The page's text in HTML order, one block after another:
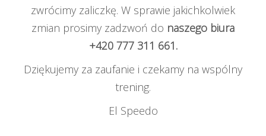
zwrócimy zaliczkę. W sprawie jakichkolwiek
zmian prosimy zadzwoń do naszego biura
+420 777 311 661.
Dziękujemy za zaufanie i czekamy na wspólny
trening.
El Speedo